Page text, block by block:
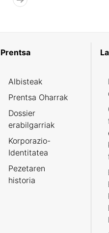
Prentsa
Albisteak
Prentsa Oharrak
Dossier
erabilgarriak
Korporazio-
Identitatea
Pezetaren
historia